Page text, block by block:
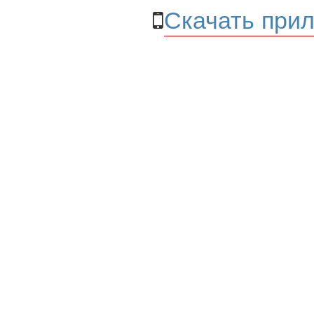
Скачать